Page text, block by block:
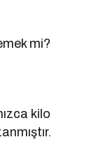
mi?
kilo